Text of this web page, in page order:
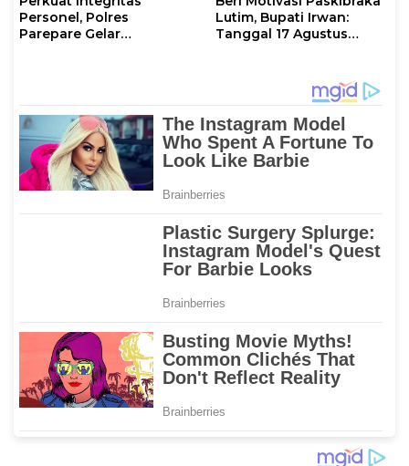
Personel, Polres
Parepare Gelar
Lutim, Bupati Irwan:
Tanggal 17 Agustus